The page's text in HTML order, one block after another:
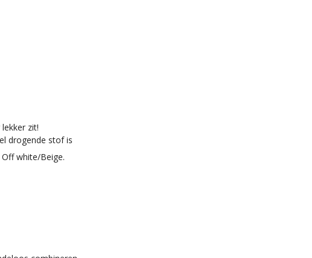
zit!
drogende stof is
white/Beige.